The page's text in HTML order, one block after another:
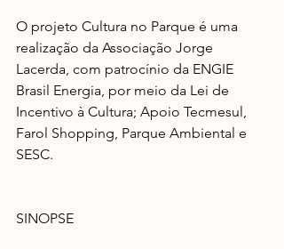
O projeto Cultura no Parque é uma
realização da Associação Jorge
Lacerda, com patrocínio da ENGIE
Brasil Energia, por meio da Lei de
Incentivo à Cultura; Apoio Tecmesul,
Farol Shopping, Parque Ambiental e
SESC.
SINOPSE